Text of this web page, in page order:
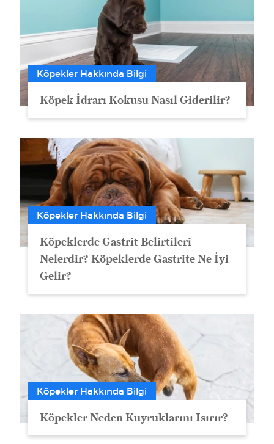
Köpekler Hakkında Bilgi
Köpek İdrarı Kokusu Nasıl Giderilir?
Köpekler Hakkında Bilgi
Köpeklerde Gastrit Belirtileri
Nelerdir? Köpeklerde Gastrite Ne İyi
Gelir?
Köpekler Hakkında Bilgi
Köpekler Neden Kuyruklarını Isırır?